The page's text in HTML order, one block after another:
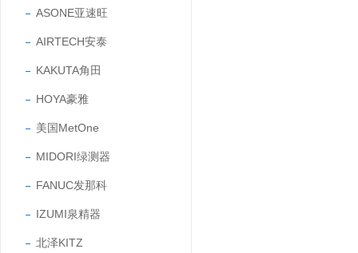
ASONE亚速旺
AIRTECH安泰
KAKUTA角田
HOYA豪雅
美国MetOne
MIDORI绿测器
FANUC发那科
IZUMI泉精器
北泽KITZ